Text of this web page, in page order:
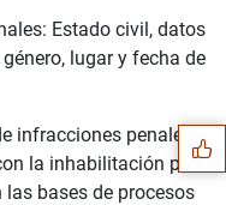
Estado civil, datos
lugar y fecha de
infracciones penales:
la inhabilitación para
bases de procesos
Sugerencias